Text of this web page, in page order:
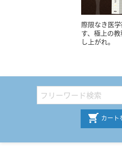
際限なき医
す、極上の
し上がれ。
カート